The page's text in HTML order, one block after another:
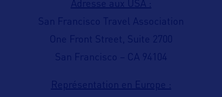
Adresse aux USA :
San Francisco Travel Association
One Front Street, Suite 2700
San Francisco – CA 94104
Représentation en Europe :